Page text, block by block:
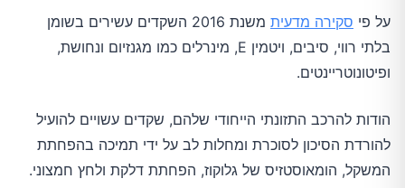
על פי סקירה מדעית
משנת 2016 השקדים עשירים בשומן
בלתי רווי, סיבים, ויטמין E, מינרלים כמו מגנזיום ונחושת,
ופיטונוטריינטים.
הודות להרכב התזונתי הייחודי שלהם, שקדים עשויים להועיל
להורדת הסיכון לסוכרת ומחלות לב על ידי תמיכה בהפחתת
המשקל, הומאוסטזיס של גלוקוז, הפחתת דלקת ולחץ חמצוני.